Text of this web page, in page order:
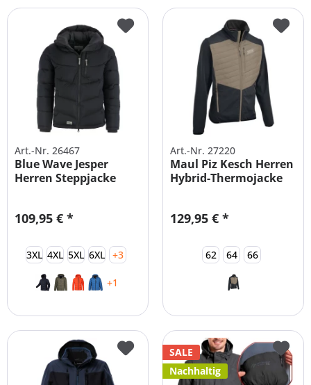
Art.-Nr. 26467
Blue Wave Jesper
Herren Steppjacke
109,95 € *
3XL 4XL 5XL 6XL +3
+1
Art.-Nr. 27220
Maul Piz Kesch Herren
Hybrid-Thermojacke
129,95 € *
62 64 66
SALE
Nachhaltig